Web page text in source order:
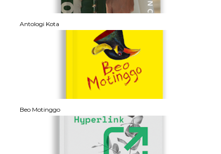
Antologi Kota
Beo Motinggo